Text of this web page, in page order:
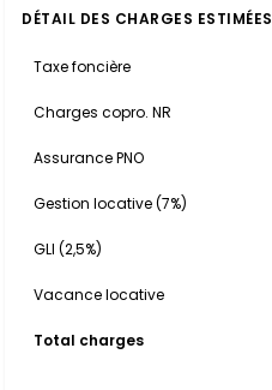
DÉTAIL DES CHARGES ESTIMÉES
Taxe foncière
Charges copro. NR
Assurance PNO
Gestion locative (7%)
GLI (2,5%)
Vacance locative
Total charges